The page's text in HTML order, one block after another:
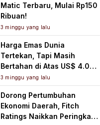
Matic Terbaru, Mulai Rp150
Ribuan!
3 minggu yang lalu
Harga Emas Dunia
Tertekan, Tapi Masih
Bertahan di Atas US$ 4.000
per Ons Troi
3 minggu yang lalu
Dorong Pertumbuhan
Ekonomi Daerah, Fitch
Ratings Naikkan Peringkat